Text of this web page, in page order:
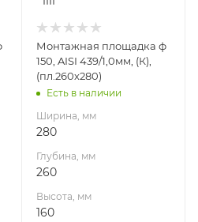
Нержавеющая
сталь
Производитель
УМК
Монтажная площадка ф
150, AISI 439/1,0мм, (К),
(пл.260х280)
Есть в наличии
Ширина, мм
280
Глубина, мм
260
Высота, мм
160